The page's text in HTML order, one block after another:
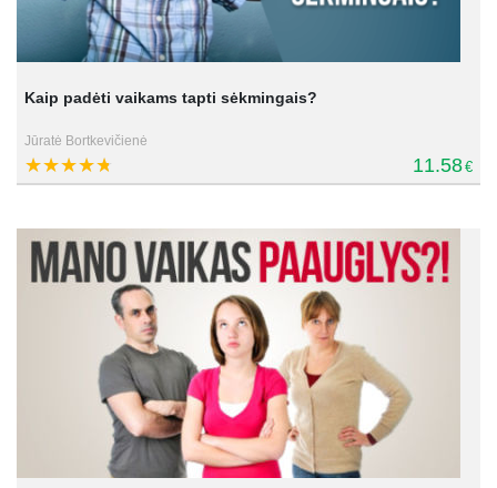
Kaip padėti vaikams tapti sėkmingais?
Jūratė Bortkevičienė
11.58€